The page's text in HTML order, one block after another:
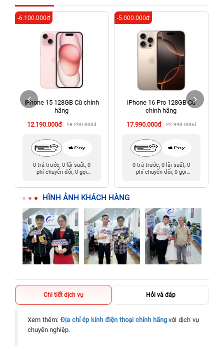
326 Lê Văn Việt, Tăng Nhơn Phú, Hồ Chí Minh (Q.9 TP. Thủ
Đức cũ)
256 Võ Văn Ngân, Thủ Đức, Hồ Chí Minh (Bình Thọ, TP. Thủ
Đức Cũ)
70 Nguyễn An Ninh, Dĩ An, Hồ Chí Minh (Bình Dương Cũ)
24h Vũng Tàu: 162A Ba Cu, Vũng Tàu, Hồ Chí Minh (TP. Vũng
Tàu cũ)
198 Hoàng Văn Thụ, Tân Sơn Nhất, Hồ Chí Minh (Tân Bình
iPhone 15 128GB Cũ chính
hãng
12.190.000đ
18.290.000đ
-6.100.000đ
0 trả trước, 0 lãi suất, 0
phí chuyển đổi, 0 gọi
iPhone 16 Pro 128GB Cũ
chính hãng
17.990.000đ
22.990.000đ
-5.000.000đ
0 trả trước, 0 lãi suất, 0
phí chuyển đổi, 0 gọi
HÌNH ẢNH KHÁCH HÀNG
Chi tiết dịch vụ Hỏi và đáp
Xem thêm: Địa chỉ ép kính điện thoại chính hãngvới dịch vụ
chuyên nghiệp.